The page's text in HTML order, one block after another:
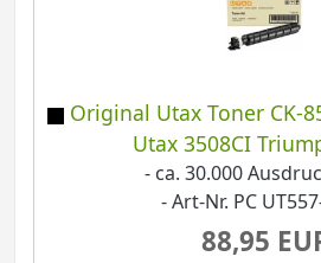
Original Utax Toner CK-
Utax 3508CI
- ca. 30.000
- Art-Nr. PC
88,95